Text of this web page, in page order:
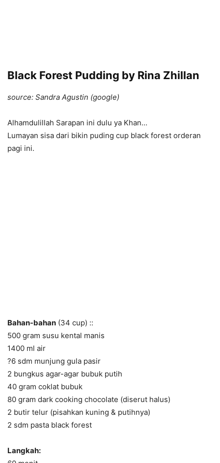
Black Forest Pudding by Rina Zhillan
source: Sandra Agustin (google)
Alhamdulillah Sarapan ini dulu ya Khan…
Lumayan sisa dari bikin puding cup black forest orderan
pagi ini.
Bahan-bahan (34 cup) ::
500 gram susu kental manis
1400 ml air
?6 sdm munjung gula pasir
2 bungkus agar-agar bubuk putih
40 gram coklat bubuk
80 gram dark cooking chocolate (diserut halus)
2 butir telur (pisahkan kuning & putihnya)
2 sdm pasta black forest
Langkah: